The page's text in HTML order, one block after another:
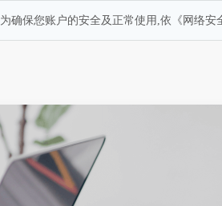
为确保您账户的安全及正常使用,依《网络